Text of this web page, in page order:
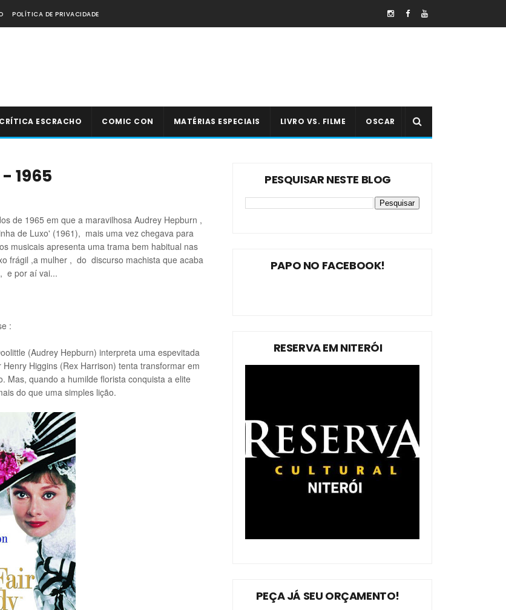
POLÍTICA DE PRIVACIDADE
CRÍTICA ESCRACHO COMIC CON MATÉRIAS ESPECIAIS LIVRO VS. FILME OSCAR
1965
de 1965 em que a maravilhosa Audrey Hepburn ,
de Luxo' (1961), mais uma vez chegava para
musicais apresenta uma trama bem habitual nas
frágil ,a mulher , do discurso machista que acaba
e por aí vai...
:
(Audrey Hepburn) interpreta uma espevitada
Higgins (Rex Harrison) tenta transformar em
Mas, quando a humilde florista conquista a elite
do que uma simples lição.
PESQUISAR NESTE BLOG
PAPO NO FACEBOOK!
RESERVA EM NITERÓI
PEÇA JÁ SEU ORÇAMENTO!